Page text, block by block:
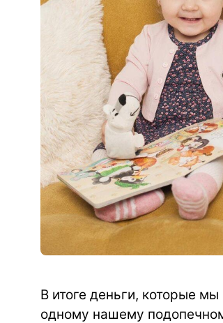
В итоге деньги, которые
одному нашему